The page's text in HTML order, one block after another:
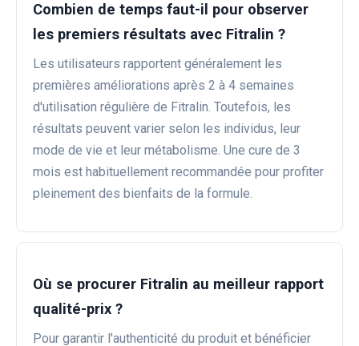
Combien de temps faut-il pour observer
les premiers résultats avec Fitralin ?
Les utilisateurs rapportent généralement les
premières améliorations après 2 à 4 semaines
d'utilisation régulière de Fitralin. Toutefois, les
résultats peuvent varier selon les individus, leur
mode de vie et leur métabolisme. Une cure de 3
mois est habituellement recommandée pour profiter
pleinement des bienfaits de la formule.
Où se procurer Fitralin au meilleur rapport
qualité-prix ?
Pour garantir l'authenticité du produit et bénéficier